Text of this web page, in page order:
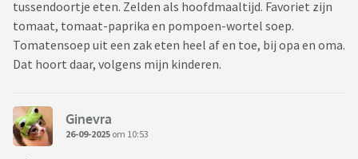
tussendoortje eten. Zelden als hoofdmaaltijd. Favoriet zijn
tomaat, tomaat-paprika en pompoen-wortel soep.
Tomatensoep uit een zak eten heel af en toe, bij opa en oma.
Dat hoort daar, volgens mijn kinderen.
Ginevra
26-09-2025 om 10:53